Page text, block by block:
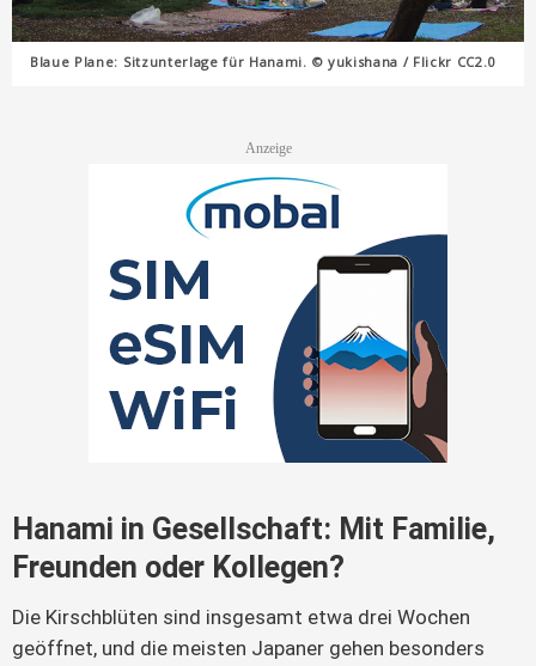
Blaue Plane: Sitzunterlage für Hanami. © yukishana / Flickr CC2.0
Hanami in Gesellschaft: Mit Familie,
Freunden oder Kollegen?
Die Kirschblüten sind insgesamt etwa drei Wochen
geöffnet, und die meisten Japaner gehen besonders